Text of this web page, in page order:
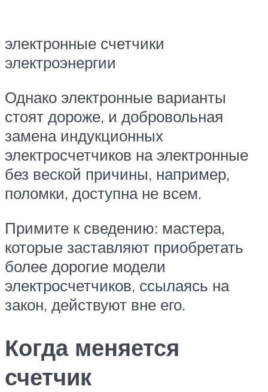
электронные счетчики
электроэнергии
Однако электронные варианты
стоят дороже, и добровольная
замена индукционных
электросчетчиков на электронные
без веской причины, например,
поломки, доступна не всем.
Примите к сведению: мастера,
которые заставляют приобретать
более дорогие модели
электросчетчиков, ссылаясь на
закон, действуют вне его.
Когда меняется
счетчик